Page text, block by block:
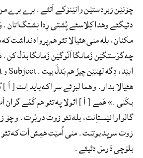
چۆنێن زبردستێن وانێنۆکے اَتئے. برے برے
دئیگئے وهدا کِلاسئے پُشتی رِدا
مکنان، بله منی هئیالا تئو هم پرواه نداشت
چه گوَستگێن زَمانگا اَنّوگێن زَمانگا بدَل
هئیالا بدار. و هما لبزئے سرا که باید اِنت [
بکَنی.» هَمے [ اَ ] ائولا په تئو هم کَمّے گران
گالوارا نێستاِنت، بله تئو زوت در بُرت. و
زوت سرپد بوتنت. منی اُمێت همِش اَت که تئو
بلۆچی دَرسَ دئیئے.